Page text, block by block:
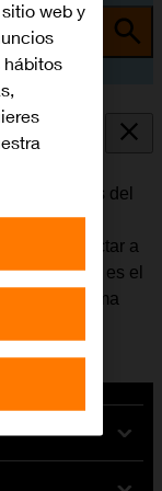
funciones del
correo
conectar a
SIM. Si no es el
de forma
web y
hábitos